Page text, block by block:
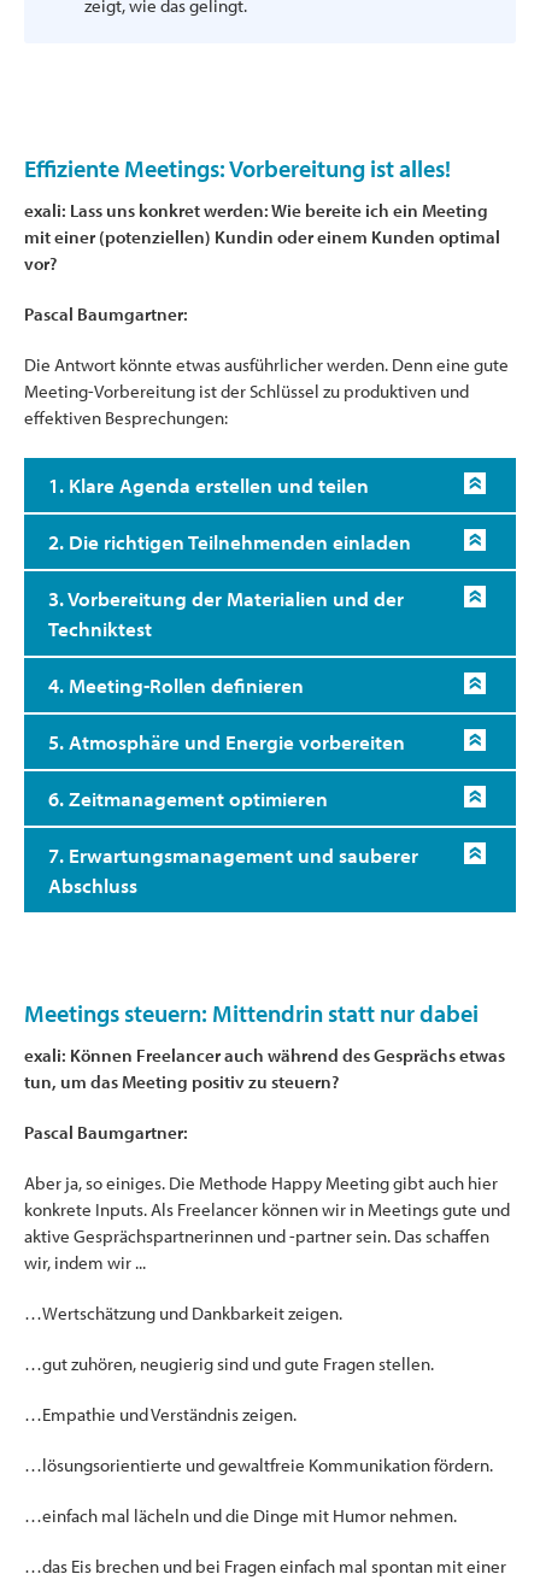
zeigt, wie das gelingt.
Effiziente Meetings: Vorbereitung ist alles!
exali: Lass uns konkret werden: Wie bereite ich ein Meeting
mit einer (potenziellen) Kundin oder einem Kunden optimal
vor?
Pascal Baumgartner:
Die Antwort könnte etwas ausführlicher werden. Denn eine gute
Meeting-Vorbereitung ist der Schlüssel zu produktiven und
effektiven Besprechungen:
1. Klare Agenda erstellen und teilen
2. Die richtigen Teilnehmenden einladen
3. Vorbereitung der Materialien und der
Techniktest
4. Meeting-Rollen definieren
5. Atmosphäre und Energie vorbereiten
6. Zeitmanagement optimieren
7. Erwartungsmanagement und sauberer
Abschluss
Meetings steuern: Mittendrin statt nur dabei
exali: Können Freelancer auch während des Gesprächs etwas
tun, um das Meeting positiv zu steuern?
Pascal Baumgartner:
Aber ja, so einiges. Die Methode Happy Meeting gibt auch hier
konkrete Inputs. Als Freelancer können wir in Meetings gute und
aktive Gesprächspartnerinnen und -partner sein. Das schaffen
wir, indem wir ...
…Wertschätzung und Dankbarkeit zeigen.
…gut zuhören, neugierig sind und gute Fragen stellen.
…Empathie und Verständnis zeigen.
…lösungsorientierte und gewaltfreie Kommunikation fördern.
…einfach mal lächeln und die Dinge mit Humor nehmen.
…das Eis brechen und bei Fragen einfach mal spontan mit einer